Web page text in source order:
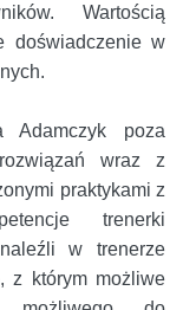
Wartością
doświadczenie w
Adamczyk poza
wraz z
praktykami z
trenerki
w trenerze
z którym możliwe